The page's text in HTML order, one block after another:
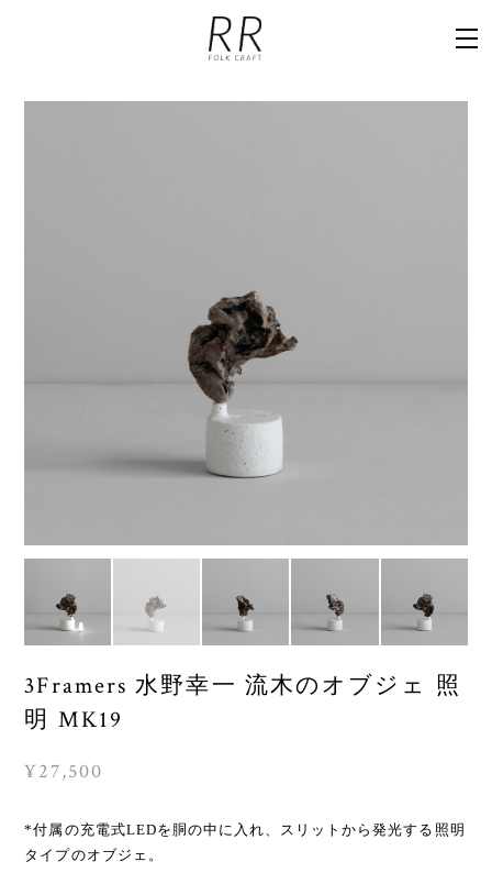
3Framers 水野幸一 流木のオブジェ 照
明 MK19
¥27,500
*付属の充電式LEDを胴の中に入れ、スリットから発光する照明
タイプのオブジェ。